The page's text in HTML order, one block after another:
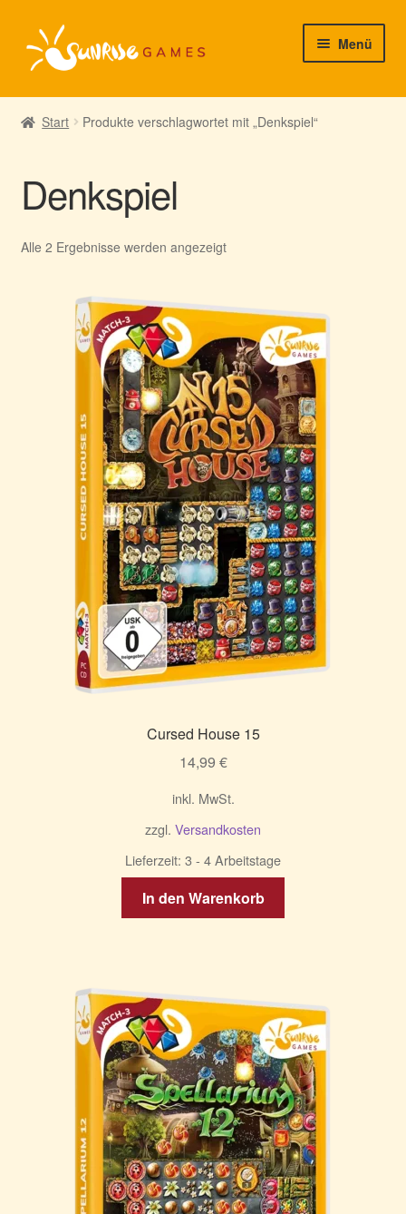
Zur
Navigation
Zum
Inhalt
Menü
► Startseite
► Support/Hilfe
► Mein Konto
Start Produkte verschlagwortet mit „Denkspiel“
Denkspiel
Alle 2 Ergebnisse werden angezeigtNach
Cursed House 15
14,99 €
inkl. MwSt.
zzgl. Versandkosten
Lieferzeit: 3 - 4 Arbeitstage
In den Warenkorb